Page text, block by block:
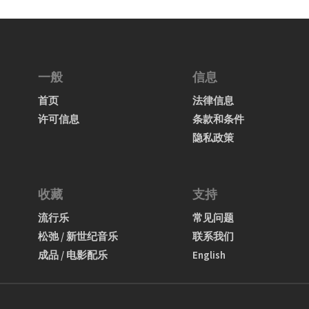
一般
首页
许可信息
信息
法律信息
条款和条件
隐私政策
收藏
流行乐
松弛 / 新世纪音乐
成品 / 电影配乐
支持
常见问题
联系我们
English